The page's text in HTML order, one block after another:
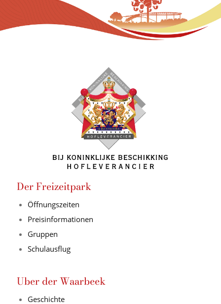
Der Freizeitpark
Öffnungszeiten
Preisinformationen
Gruppen
Schulausflug
Uber der Waarbeek
Geschichte